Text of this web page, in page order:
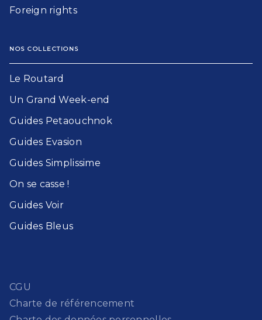
Foreign rights
NOS COLLECTIONS
Le Routard​
Un Grand Week-end​
Guides Petaouchnok​
Guides Evasion​
Guides Simplissime​
On se casse !​
Guides Voir​
Guides Bleu​s
CGU
Charte de référencement